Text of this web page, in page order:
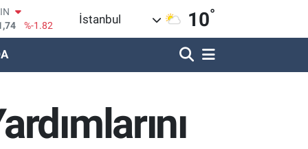
%0.02
%0.19
%0
İstanbul 10°